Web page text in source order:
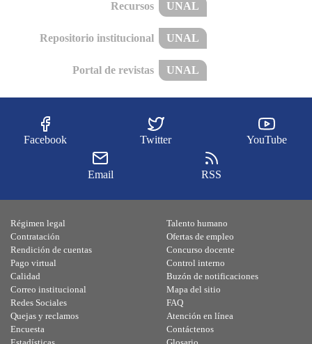
Recursos UNAL
Repositorio institucional UNAL
Portal de revistas UNAL
Facebook Twitter YouTube
Email RSS
Régimen legal
Contratación
Rendición de cuentas
Pago virtual
Calidad
Talento humano
Ofertas de empleo
Concurso docente
Control interno
Buzón de notificaciones
Correo institucional
Redes Sociales
Quejas y reclamos
Encuesta
Mapa del sitio
FAQ
Atención en línea
Contáctenos